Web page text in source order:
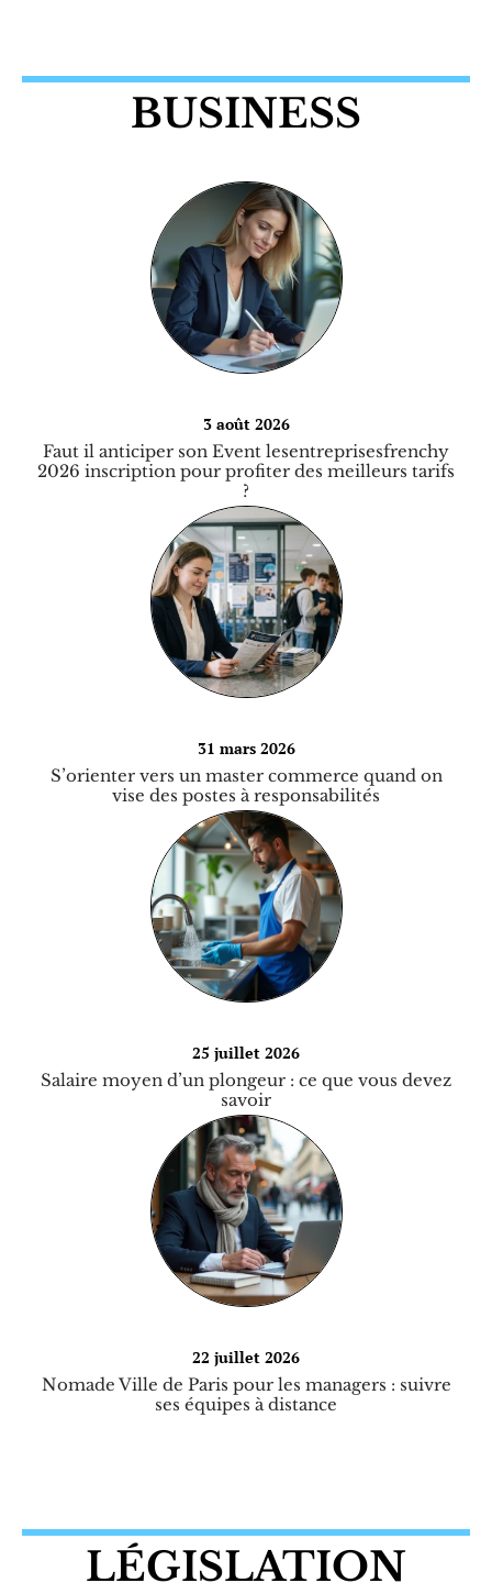
BUSINESS
3 août 2026
Faut il anticiper son Event lesentreprisesfrenchy
2026 inscription pour profiter des meilleurs tarifs
?
31 mars 2026
S’orienter vers un master commerce quand on
vise des postes à responsabilités
25 juillet 2026
Salaire moyen d’un plongeur : ce que vous devez
savoir
22 juillet 2026
Nomade Ville de Paris pour les managers : suivre
ses équipes à distance
LÉGISLATION